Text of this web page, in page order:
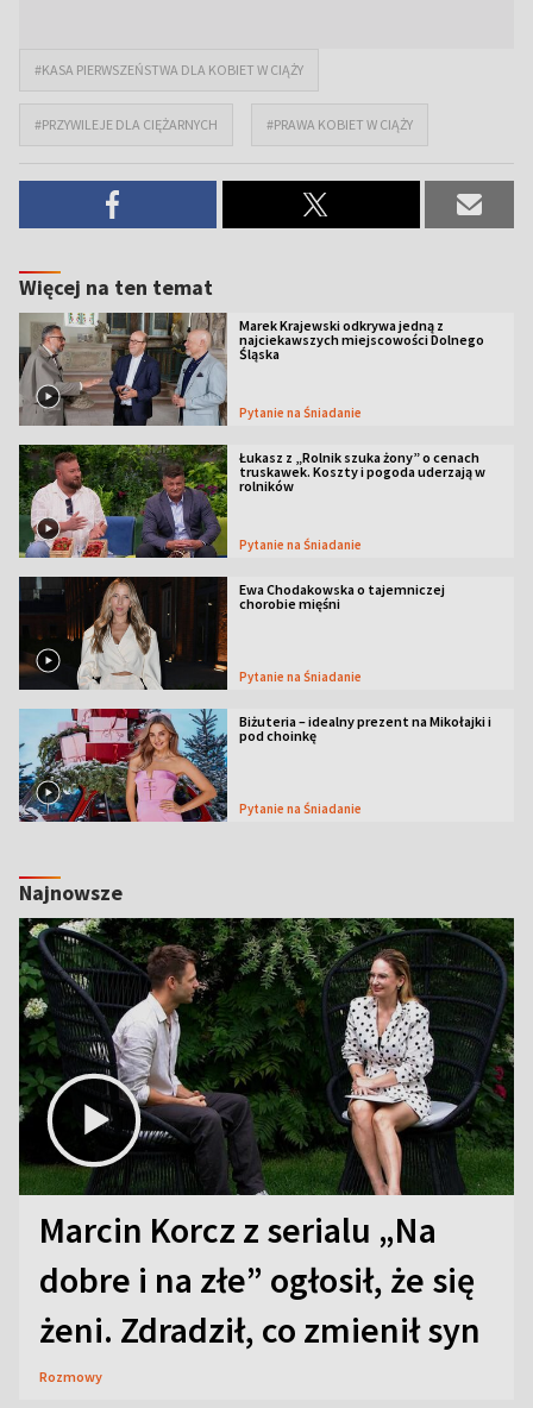
#KASA PIERWSZEŃSTWA DLA KOBIET W CIĄŻY
#PRZYWILEJE DLA CIĘŻARNYCH #PRAWA KOBIET W CIĄŻY
Więcej na ten temat
Marek Krajewski odkrywa jedną z
najciekawszych miejscowości Dolnego
Śląska
Pytanie na Śniadanie
Łukasz z „Rolnik szuka żony” o cenach
truskawek. Koszty i pogoda uderzają w
rolników
Pytanie na Śniadanie
Ewa Chodakowska o tajemniczej
chorobie mięśni
Pytanie na Śniadanie
Biżuteria – idealny prezent na Mikołajki i
pod choinkę
Pytanie na Śniadanie
Najnowsze
Marcin Korcz z serialu „Na
dobre i na złe” ogłosił, że się
żeni. Zdradził, co zmienił syn
Rozmowy